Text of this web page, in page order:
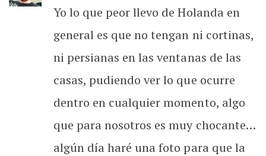
Yo lo que peor llevo de Holanda en
general es que no tengan ni cortinas,
ni persianas en las ventanas de las
casas, pudiendo ver lo que ocurre
dentro en cualquier momento, algo
que para nosotros es muy chocante…
algún día haré una foto para que la